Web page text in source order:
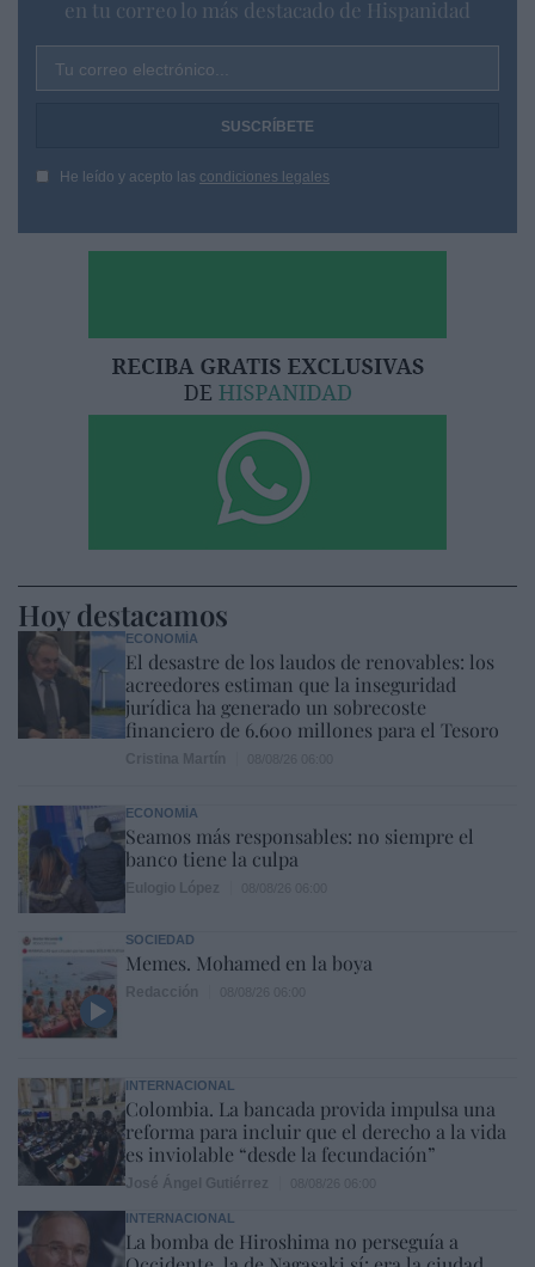
en tu correo lo más destacado de Hispanidad
Tu correo electrónico...
He leído y acepto las condiciones legales
Hoy destacamos
ECONOMÍA
El desastre de los laudos de renovables: los
acreedores estiman que la inseguridad
jurídica ha generado un sobrecoste
financiero de 6.600 millones para el Tesoro
ECONOMÍA
Seamos más responsables: no siempre el
banco tiene la culpa
SOCIEDAD
Memes. Mohamed en la boya
INTERNACIONAL
Colombia. La bancada provida impulsa una
reforma para incluir que el derecho a la vida
es inviolable “desde la fecundación”
INTERNACIONAL
La bomba de Hiroshima no perseguía a